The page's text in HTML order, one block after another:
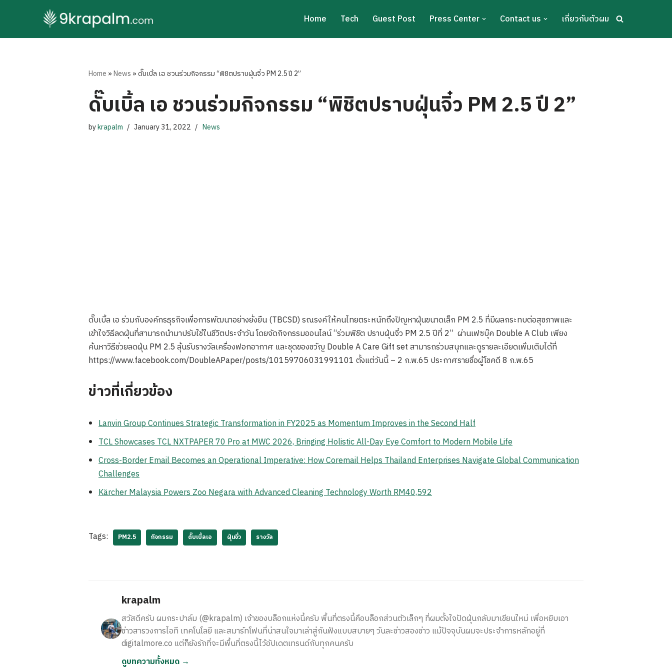
to
Home Tech Guest Post Press Center Contact us เกี่ยวกับตัวผม
Home »News » ดั๊บเบิ้ล เอ ชวนร่วมกิจกรรม “พิชิตปราบฝุ่นจิ๋ว PM 2.5 ปี 2”
ดั๊บเบิ้ล เอ ชวนร่วมกิจกรรม “พิชิตปราบฝุ่นจิ๋ว PM 2.5 ปี 2”
bykrapalm January 31, 2022 News
ดั๊บเบิ้ล เอ ร่วมกับองค์กรธุรกิจเพื่อการพัฒนาอย่างยั่งยืน (TBCSD) รณรงค์ให้คนไทยตระหนักถึงปัญหาฝุ่นขนาดเล็ก PM 2.5 ที่มีผลกระทบต่อสุขภาพและ
เข้าใจวิธีลดฝุ่นที่สามารถนำมาปรับใช้ในชีวิตประจำวัน โดยจัดกิจกรรมออนไลน์ “ร่วมพิชิต ปราบฝุ่นจิ๋ว PM 2.5 ปีที่ 2” ผ่านเฟซบุ๊ค Double A Club เพียง
ค้นหาวิธีช่วยลดฝุ่น PM 2.5 ลุ้นรับรางวัลเครื่องฟอกอากาศ และชุดของขวัญ Double A Care Gift set สามารถร่วมสนุกและดูรายละเอียดเพิ่มเติมได้ที่
https://www.facebook.com/DoubleAPaper/posts/10159706031991101 ตั้งแต่วันนี้ – 2 ก.พ.65 ประกาศรายชื่อผู้โชคดี 8 ก.พ.65
ข่าวที่เกี่ยวข้อง
Lanvin Group Continues Strategic Transformation in FY2025 as Momentum Improves in the Second Half
TCL Showcases TCL NXTPAPER 70 Pro at MWC 2026, Bringing Holistic All-Day Eye Comfort to Modern Mobile Life
Cross-Border Email Becomes an Operational Imperative: How Coremail Helps Thailand Enterprises Navigate Global Communication
Challenges
Kärcher Malaysia Powers Zoo Negara with Advanced Cleaning Technology Worth RM40,592
Tags: PM2.5 กิจกรรม ดั๊บเบิ้ลเอ ฝุ่นจิ๋ว รางวัล
krapalm
สวัสดีครับ ผมกระปาล์ม (@krapalm) เจ้าของบล็อกแห่งนี้ครับ พื้นที่ตรงนี้คือบล็อกส่วนตัวเล็กๆ ที่ผมตั้งใจปัดฝุ่นกลับมาเขียนใหม่ เพื่อหยิบเอา
ข่าวสารวงการไอที เทคโนโลยี และสมาร์ทโฟนที่น่าสนใจมาเล่าสู่กันฟังแบบสบายๆ วันละข่าวสองข่าว แม้ปัจจุบันผมจะประจำการหลักอยู่ที่
digitalmore.co แต่ก็ยังรักที่จะมีพื้นที่ตรงนี้ไว้อัปเดตเทรนด์กับทุกคนครับ
ดูบทความทั้งหมด →